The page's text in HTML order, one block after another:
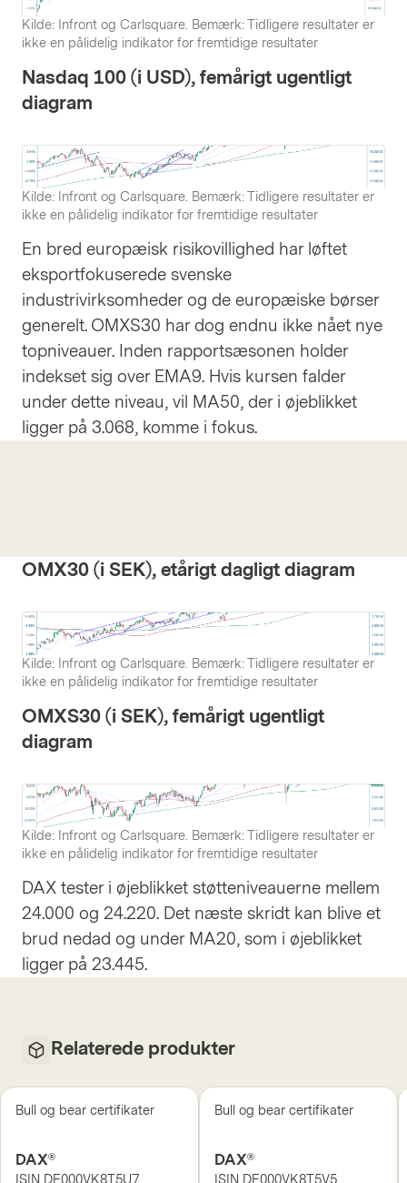
Kilde: Infront og Carlsquare. Bemærk: Tidligere resultater er
ikke en pålidelig indikator for fremtidige resultater
Nasdaq 100 (i USD), femårigt ugentligt
diagram
Kilde: Infront og Carlsquare. Bemærk: Tidligere resultater er
ikke en pålidelig indikator for fremtidige resultater
En bred europæisk risikovillighed har løftet
eksportfokuserede svenske
industrivirksomheder og de europæiske børser
generelt. OMXS30 har dog endnu ikke nået nye
topniveauer. Inden rapportsæsonen holder
indekset sig over EMA9. Hvis kursen falder
under dette niveau, vil MA50, der i øjeblikket
ligger på 3.068, komme i fokus.
OMX30 (i SEK), etårigt dagligt diagram
Kilde: Infront og Carlsquare. Bemærk: Tidligere resultater er
ikke en pålidelig indikator for fremtidige resultater
OMXS30 (i SEK), femårigt ugentligt
diagram
Kilde: Infront og Carlsquare. Bemærk: Tidligere resultater er
ikke en pålidelig indikator for fremtidige resultater
DAX tester i øjeblikket støtteniveauerne mellem
24.000 og 24.220. Det næste skridt kan blive et
brud nedad og under MA20, som i øjeblikket
ligger på 23.445.
Relaterede produkter
Bull og bear certifikater
DAX®
ISIN DE000VK8T5U7
Bull og bear certifikater
DAX®
ISIN DE000VK8T5V5